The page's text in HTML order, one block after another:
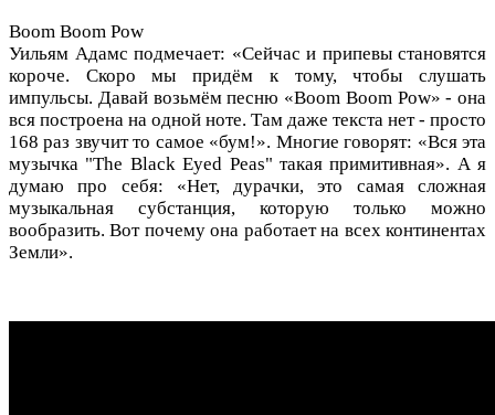
Boom Boom Pow
Уильям Адамс подмечает: «Сейчас и припевы становятся
короче. Скоро мы придём к тому, чтобы слушать
импульсы. Давай возьмём песню «Boom Boom Pow» - она
вся построена на одной ноте. Там даже текста нет - просто
168 раз звучит то самое «бум!». Многие говорят: «Вся эта
музычка "The Black Eyed Peas" такая примитивная». А я
думаю про себя: «Нет, дурачки, это самая сложная
музыкальная субстанция, которую только можно
вообразить. Вот почему она работает на всех континентах
Земли».